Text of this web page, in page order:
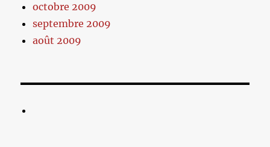
octobre 2009
septembre 2009
août 2009